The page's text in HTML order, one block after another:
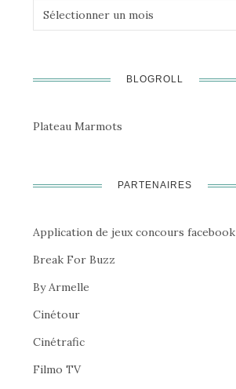
Archives
BLOGROLL
Plateau Marmots
PARTENAIRES
Application de jeux concours facebook
Break For Buzz
By Armelle
Cinétour
Cinétrafic
Filmo TV